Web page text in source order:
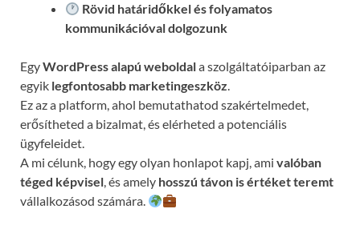
Rövid határidőkkel és folyamatos
kommunikációvaldolgozunk
EgyWordPress alapú weboldala szolgáltatóiparban az
egyik legfontosabb marketingeszköz.
Ez az a platform, ahol bemutathatod szakértelmedet,
erősítheted a bizalmat, és elérheted a potenciális
ügyfeleidet.
A mi célunk, hogy egy olyan honlapot kapj, ami valóban
téged képvisel, és amely hosszú távon is értéket teremt
vállalkozásod számára.